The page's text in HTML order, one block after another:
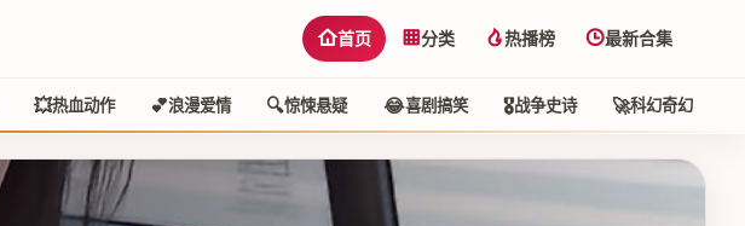
首页 分类 热播榜 最新合集
💥热血动作 💕浪漫爱情 🔍惊悚悬疑 😂喜剧搞笑 🎖️战争史诗 🚀科幻奇幻